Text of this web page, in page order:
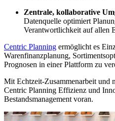
Zentrale, kollaborative
Datenquelle optimiert
Verantwortlichkeit auf allen
Centric Planning ermöglicht es
Warenfinanzplanung,
Prognosen in einer Plattform zu
Mit Echtzeit-Zusammenarbeit und
Centric Planning Effizienz und
Bestandsmanagement voran.